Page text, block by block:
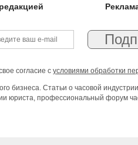
согласие с условиями обработки
бизнеса. Статьи о часовой
юриста, профессиональный форум